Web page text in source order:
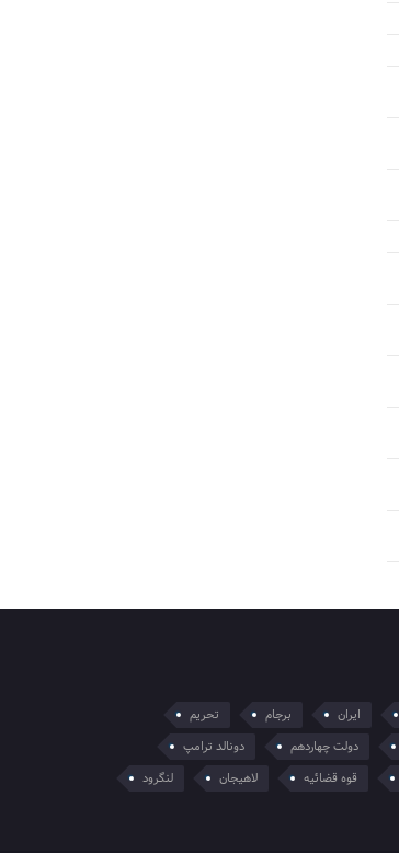
ایران برجام
تحریم
دولت چهاردهم
دونالد ترامپ
قوه قضائیه لاهیجان
لنگرود